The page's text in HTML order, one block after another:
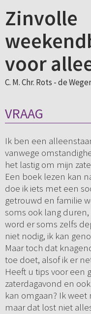
Zinvolle
voor
C. M. Chr. Rots - de
VRAAG
Ik ben een
vanwege
het lastig om mijn
Een boek lezen kan
doe ik iets met een
getrouwd en familie
soms ook lang
word er soms zelfs
niet nodig, ik kan
Maar toch dat
toe doet, alsof ik er
Heeft u tips voor een
zaterdagavond en
kan omgaan? Ik
maar dat lost niet